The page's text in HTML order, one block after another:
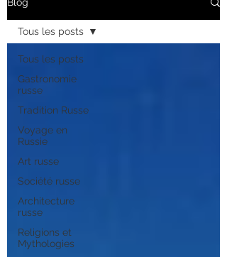
Tous les posts
Gastronomie
russe
Tradition Russe
Voyage en
Russie
Art russe
Société russe
Architecture
russe
Religions et
Mythologies
Tous les posts